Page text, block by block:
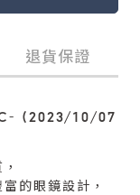
退貨保證
(2023/10/07
的眼鏡設計，